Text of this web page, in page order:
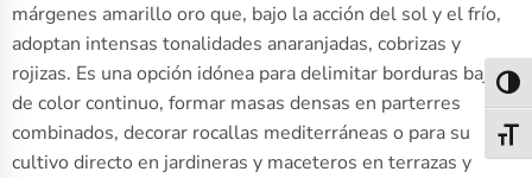
márgenes amarillo oro que, bajo la acción del sol y el frío,
adoptan intensas tonalidades anaranjadas, cobrizas y
rojizas. Es una opción idónea para delimitar borduras bajas
de color continuo, formar masas densas en parterres
combinados, decorar rocallas mediterráneas o para su
cultivo directo en jardineras y maceteros en terrazas y